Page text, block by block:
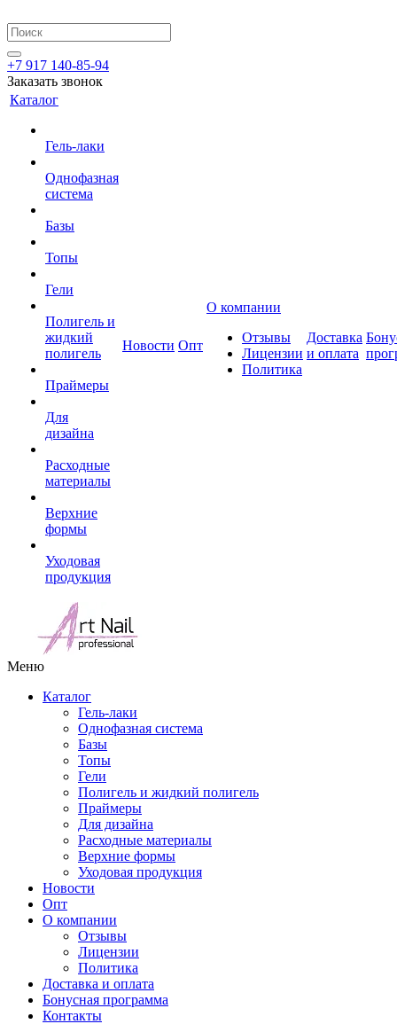
+7 917 140-85-94
Заказать звонок
Каталог
Гель-лаки
Однофазная
система
Базы
Топы
Гели
Полигель и
жидкий
полигель
Праймеры
Для
дизайна
Расходные
материалы
Верхние
формы
Уходовая
продукция
Новости Опт
О компании
Отзывы
Лицензии
Политика
Доставка
и оплата
Меню
Каталог
Гель-лаки
Однофазная система
Базы
Топы
Гели
Полигель и жидкий полигель
Праймеры
Для дизайна
Расходные материалы
Верхние формы
Уходовая продукция
Новости
Опт
О компании
Отзывы
Лицензии
Политика
Доставка и оплата
Бонусная программа
Контакты